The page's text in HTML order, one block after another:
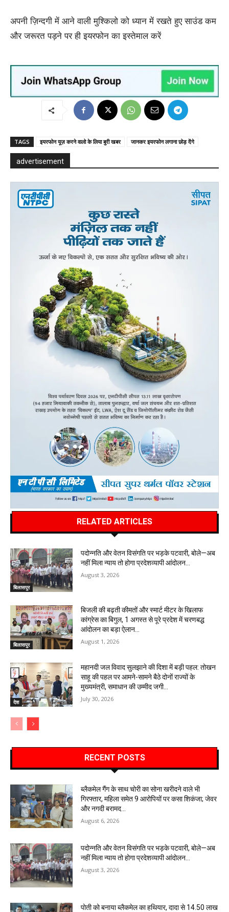
अपनी ज़िन्दगी में आने वाली मुश्किलो को ध्यान में रखते हुए साउंड कम
और जरूरत पड़ने पर ही इयरफोन का इस्तेमाल करें
TAGS इयरफोन यूज़ करने वालो के लिया बुरी खबर जानकर इयरफोन लगाना छोड़ देंगे
advertisement
RELATED ARTICLES
बिलासपुर
पदोन्नति और वेतन विसंगति पर भड़के पटवारी, बोले—अब
नहीं मिला न्याय तो होगा प्रदेशव्यापी आंदोलन…
August 3, 2026
बिलासपुर
बिजली की बढ़ती कीमतों और स्मार्ट मीटर के खिलाफ
कांग्रेस का बिगुल, 1 अगस्त से पूरे प्रदेश में चरणबद्ध
आंदोलन का बड़ा ऐलान…
August 1, 2026
देश
महानदी जल विवाद सुलझाने की दिशा में बड़ी पहल: तोखन
साहू की पहल पर आमने-सामने बैठे दोनों राज्यों के
मुख्यमंत्री, समाधान की उम्मीद जगी…
July 30, 2026
RECENT POSTS
ब्लैकमेल गैंग के साथ चोरी का सोना खरीदने वाले भी
गिरफ्तार, महिला समेत 9 आरोपियों पर कसा शिकंजा; जेवर
और नगदी बरामद…
August 6, 2026
पदोन्नति और वेतन विसंगति पर भड़के पटवारी, बोले—अब
नहीं मिला न्याय तो होगा प्रदेशव्यापी आंदोलन…
August 3, 2026
पोती को बनाया ब्लैकमेल का हथियार, दादा से 14.50 लाख